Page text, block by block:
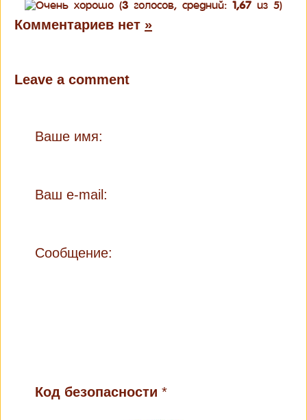
(3 голосов, средний: 1,67 из 5)
Комментариев нет »
Leave a comment
Ваше имя:
Ваш e-mail:
Сообщение:
Код безопасности *